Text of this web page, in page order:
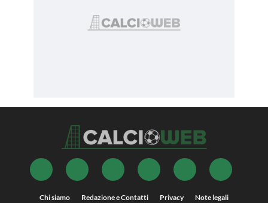
Chi siamo Redazione e Contatti Privacy Note legali